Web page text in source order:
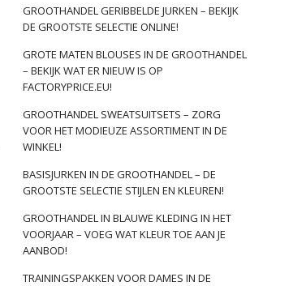
GROOTHANDEL GERIBBELDE JURKEN – BEKIJK
DE GROOTSTE SELECTIE ONLINE!
GROTE MATEN BLOUSES IN DE GROOTHANDEL
– BEKIJK WAT ER NIEUW IS OP
FACTORYPRICE.EU!
GROOTHANDEL SWEATSUITSETS – ZORG
VOOR HET MODIEUZE ASSORTIMENT IN DE
WINKEL!
BASISJURKEN IN DE GROOTHANDEL – DE
GROOTSTE SELECTIE STIJLEN EN KLEUREN!
GROOTHANDEL IN BLAUWE KLEDING IN HET
VOORJAAR – VOEG WAT KLEUR TOE AAN JE
AANBOD!
TRAININGSPAKKEN VOOR DAMES IN DE